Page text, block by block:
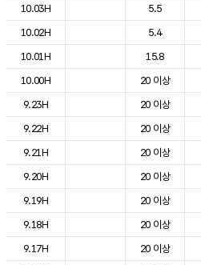
10.03H
5.5
10.02H
5.4
10.01H
15.8
10.00H
20 이상
9.23H
20 이상
9.22H
20 이상
9.21H
20 이상
9.20H
20 이상
9.19H
20 이상
9.18H
20 이상
9.17H
20 이상